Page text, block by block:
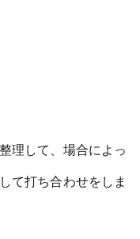
理して、場合によっ
て打ち合わせをしま